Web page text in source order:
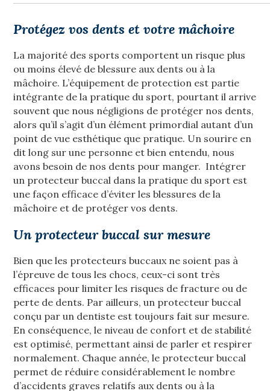
Protégez vos dents et votre mâchoire
La majorité des sports comportent un risque plus
ou moins élevé de blessure aux dents ou à la
mâchoire. L’équipement de protection est partie
intégrante de la pratique du sport, pourtant il arrive
souvent que nous négligions de protéger nos dents,
alors qu’il s’agit d’un élément primordial autant d’un
point de vue esthétique que pratique. Un sourire en
dit long sur une personne et bien entendu, nous
avons besoin de nos dents pour manger. Intégrer
un protecteur buccal dans la pratique du sport est
une façon efficace d’éviter les blessures de la
mâchoire et de protéger vos dents.
Un protecteur buccal sur mesure
Bien que les protecteurs buccaux ne soient pas à
l’épreuve de tous les chocs, ceux-ci sont très
efficaces pour limiter les risques de fracture ou de
perte de dents. Par ailleurs, un protecteur buccal
conçu par un dentiste est toujours fait sur mesure.
En conséquence, le niveau de confort et de stabilité
est optimisé, permettant ainsi de parler et respirer
normalement. Chaque année, le protecteur buccal
permet de réduire considérablement le nombre
d’accidents graves relatifs aux dents ou à la